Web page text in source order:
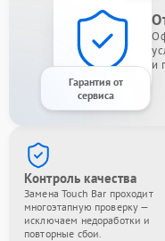
Гарантия от
сервиса
и
Контроль качества
Замена Touch Bar проходит
многоэтапную проверку —
исключаем недоработки и
повторные сбои.